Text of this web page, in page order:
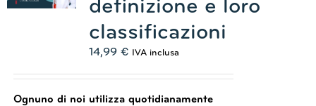
definizione e loro
classificazioni
14,99 € IVA inclusa
Ognuno di noi utilizza quotidianamente